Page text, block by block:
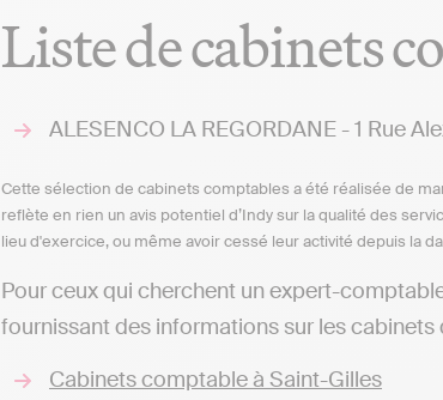
Liste de cabinets
ALESENCO LA REGORDANE - 1 Rue
Cette sélection de cabinets comptables a été réalisée de
reflète en rien un avis potentiel d’Indy sur la qualité des
lieu d'exercice, ou même avoir cessé leur activité depuis la
Pour ceux qui cherchent un expert-
fournissant des informations sur les
Cabinets comptable à Saint-Gilles